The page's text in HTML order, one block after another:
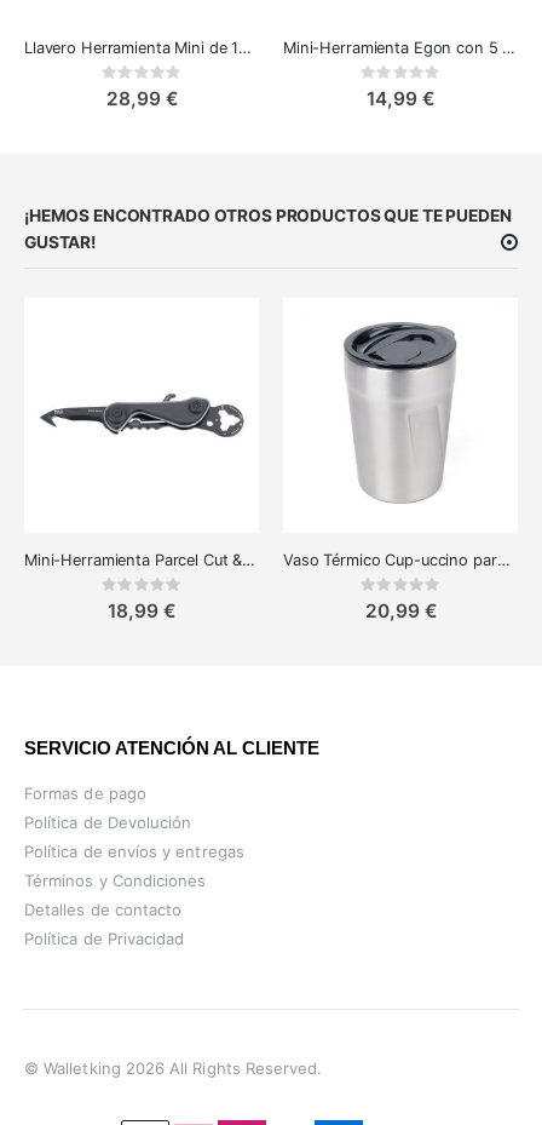
Llavero Herramienta Mini de 10 Funciones
Rating:
28,99 €
Mini-Herramienta Egon con 5 Funciones - Esencial para Aventureros
Rating:
14,99 €
¡HEMOS ENCONTRADO OTROS PRODUCTOS QUE TE PUEDEN
GUSTAR!
Mini-Herramienta Parcel Cut & Cart - 9 Funciones para el Día a Día
Rating:
18,99 €
Vaso Térmico Cup-uccino para Cappuccino y Latte Macchiato
Rating:
20,99 €
SERVICIO ATENCIÓN AL CLIENTE
Formas de pago
Política de Devolución
Política de envíos y entregas
Términos y Condiciones
Detalles de contacto
Política de Privacidad
© Walletking 2026 All Rights Reserved.